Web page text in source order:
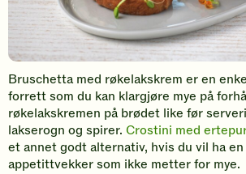
Bruschetta med røkelakskrem er en
forrett som du kan klargjøre mye på
røkelakskremen på brødet like før
lakserogn og spirer. Crostini med
et annet godt alternativ, hvis du vil ha en
appetittvekker som ikke metter for mye.